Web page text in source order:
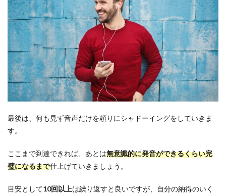
最後は、何も見ず音声だけを頼りにシャドーイングをしていきま
す。
ここまで到達できれば、あとは無意識的に発音ができるくらい完
璧になるまで仕上げていきましょう。
目安として10回以上は繰り返すと良いですが、自分の納得のいく